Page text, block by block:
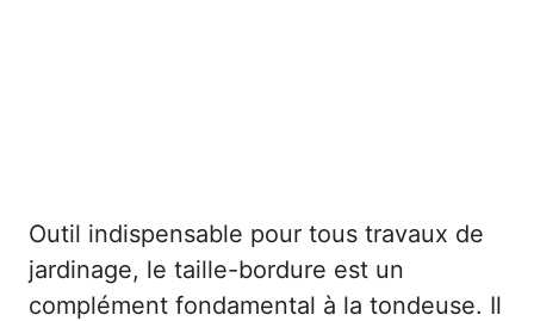
Outil indispensable pour tous travaux de
jardinage, le taille-bordure est un
complément fondamental à la tondeuse. Il